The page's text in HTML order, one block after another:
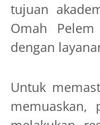
tujuan
Omah
dengan
Untuk
memuaskan,